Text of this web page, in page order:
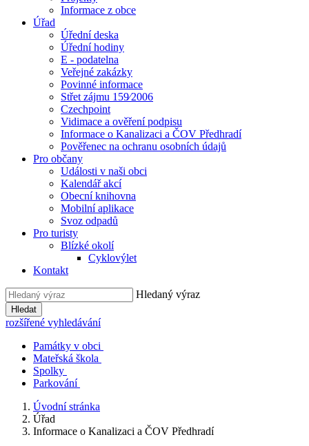
Informace z obce
Úřad
Úřední deska
Úřední hodiny
E - podatelna
Veřejné zakázky
Povinné informace
Střet zájmu 159⁄2006
Czechpoint
Vidimace a ověření podpisu
Informace o Kanalizaci a ČOV Předhradí
Pověřenec na ochranu osobních údajů
Pro občany
Události v naši obci
Kalendář akcí
Obecní knihovna
Mobilní aplikace
Svoz odpadů
Pro turisty
Blízké okolí
Cyklovýlet
Kontakt
Hledaný výraz
Hledat
rozšířené vyhledávání
Památky v obci
Mateřská škola
Spolky
Parkování
Úvodní stránka
Úřad
Informace o Kanalizaci a ČOV Předhradí